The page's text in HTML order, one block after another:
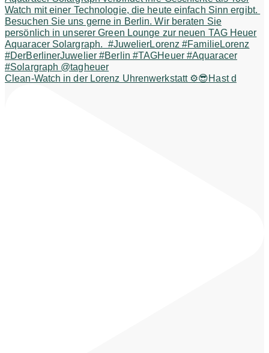
Clean-Watch in der Lorenz Uhrenwerkstatt ⚙️😎Hast d